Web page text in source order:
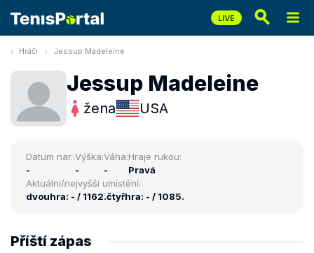
Hráči Jessup Madeleine
Jessup Madeleine
žena USA
Datum nar.:
-
Výška:
-
Váha:
-
Hraje rukou:
Pravá
Aktuální/nejvyšší umístění:
dvouhra: - / 1162.čtyřhra: - / 1085.
Příští zápas